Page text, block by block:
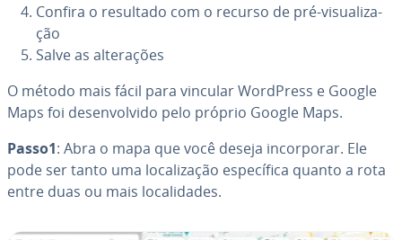
Confira o resultado com o recurso de pré-vi­su­a­li­za­
ção
Salve as al­te­ra­ções
O método mais fácil para vincular WordPress e Google
Maps foi de­sen­vol­vido pelo próprio Google Maps.
Passo1: Abra o mapa que você deseja in­cor­po­rar. Ele
pode ser tanto uma lo­ca­li­za­ção es­pe­cí­fica quanto a rota
entre duas ou mais lo­ca­li­da­des.